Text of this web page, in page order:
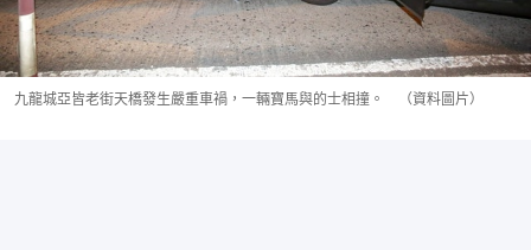
九龍城亞皆老街天橋發生嚴重車禍，一輛寶馬與的士相撞。 （資料圖片）